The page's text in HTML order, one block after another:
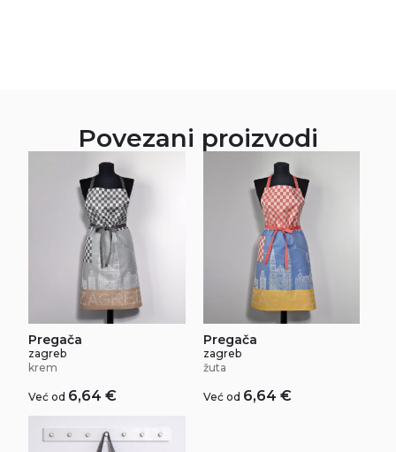
Povezani proizvodi
Pregača
zagreb
krem
Već od 6,64€
Pregača
zagreb
žuta
Već od 6,64 €